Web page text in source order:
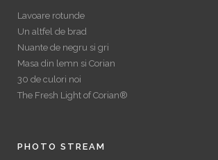
Lavoare rotunde
Un altfel de brad
Nuante de negru si gri
Masa din lemn si Corian
30 de culori noi
The Fresh Light of Corian®
PHOTO STREAM